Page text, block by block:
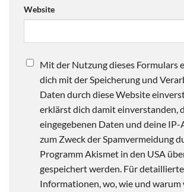
Website
Mit der Nutzung dieses Formulars
dich mit der Speicherung und
Daten durch diese Website
erklärst dich damit einverstanden,
eingegebenen Daten und deine IP-
zum Zweck der Spamvermeidung
Programm Akismet in den USA
gespeichert werden. Für detaillierte
Informationen, wo, wie und warum